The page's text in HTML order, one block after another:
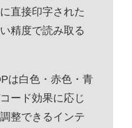
直接印字された
精度で読み取る
は白色・赤色・青
ード効果に応じ
整できるインテ